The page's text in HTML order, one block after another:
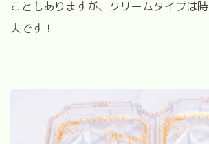
こともありますが、クリームタイプは
夫です！